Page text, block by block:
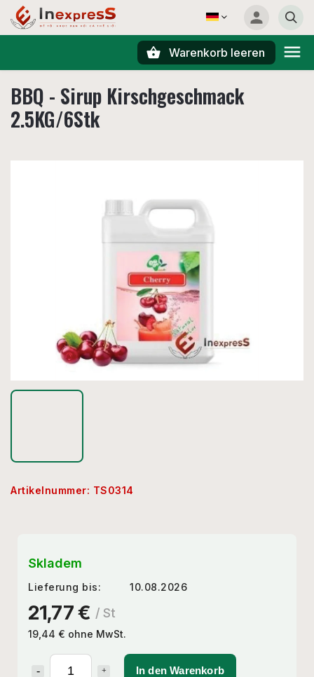
Warenkorb leeren
BBQ - Sirup Kirschgeschmack
2.5KG/6Stk
Artikelnummer: TS0314
21,77 € / St
19,44 € ohne MwSt.
In den Warenkorb
Skladem
Lieferung bis: 10.08.2026